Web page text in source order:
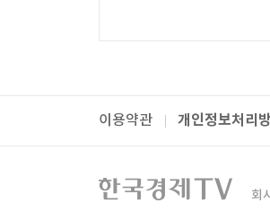
이용약관 개인정보처리
패밀리사이트
한국경제TV
회